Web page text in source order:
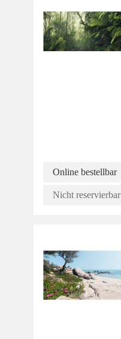
Online bestellbar
Nicht reservierbar